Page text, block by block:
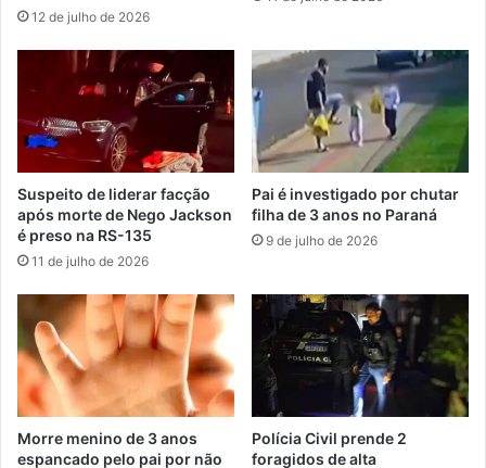
12 de julho de 2026
Suspeito de liderar facção
após morte de Nego Jackson
é preso na RS-135
11 de julho de 2026
Pai é investigado por chutar
filha de 3 anos no Paraná
9 de julho de 2026
Morre menino de 3 anos
espancado pelo pai por não
Polícia Civil prende 2
foragidos de alta